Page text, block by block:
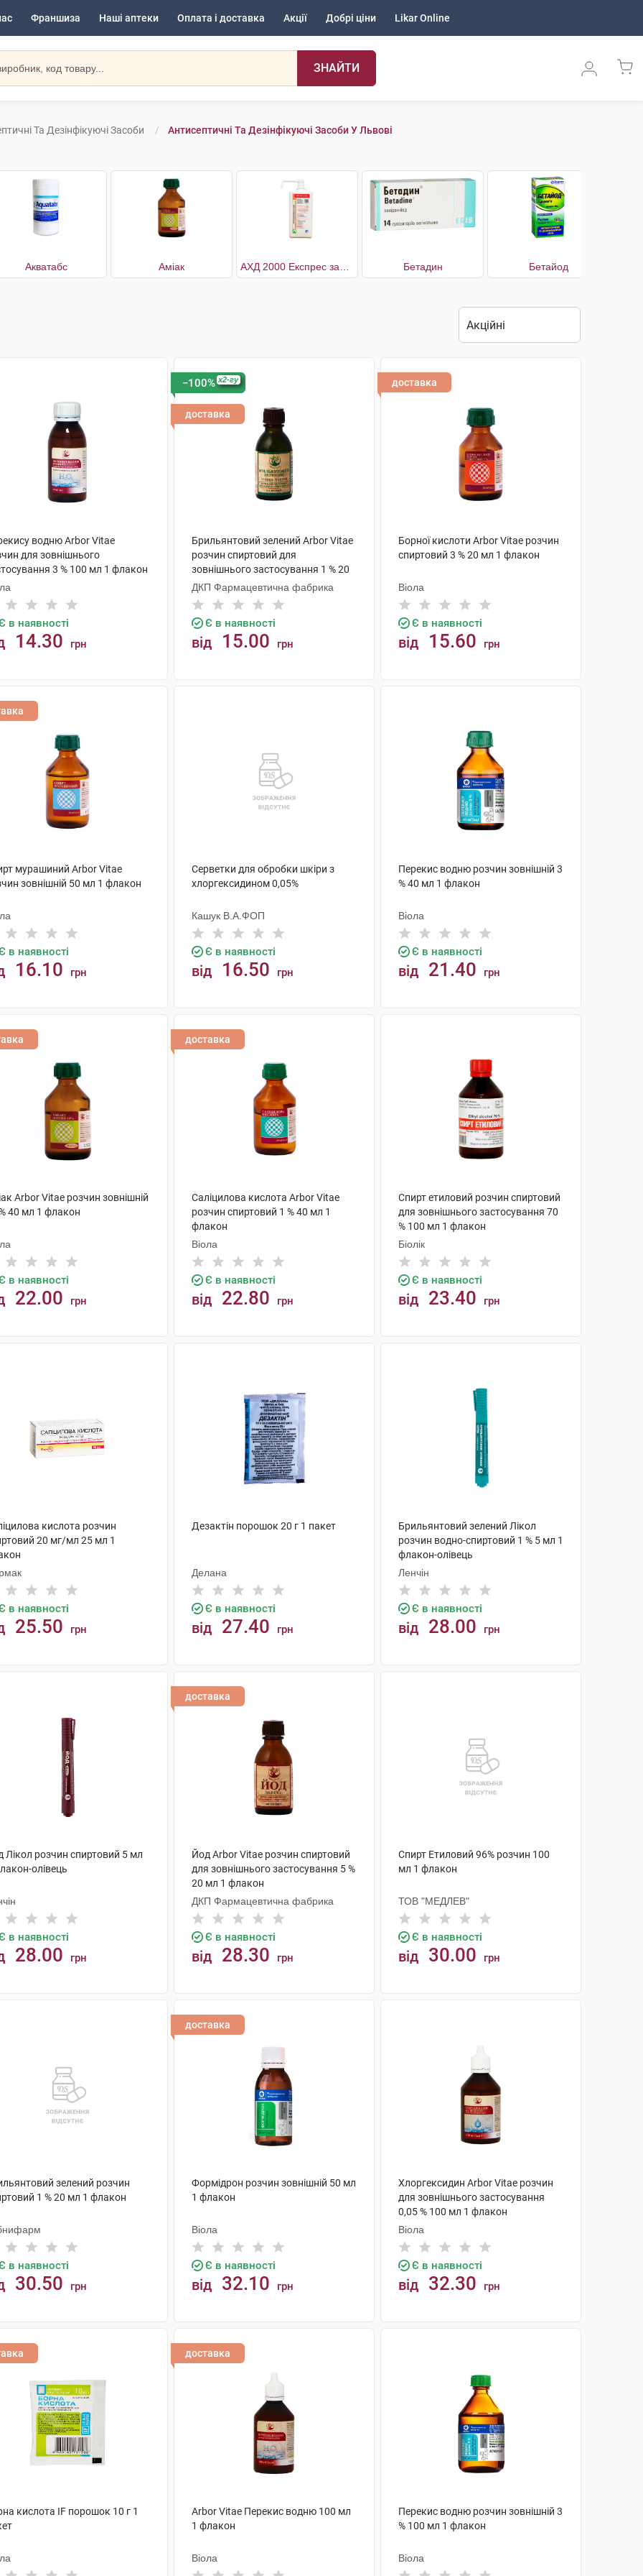
Франшиза Наші аптеки Оплата і доставка Акції Добрі ціни Likar Online
ЗНАЙТИ
Та Дезінфікуючі Засоби Антисептичні Та Дезінфікуючі Засоби У Львові
Акватабс Аміак Бетадин Бетайод
водню Arbor Vitae
для зовнішнього
3 % 100 мл 1 флакон
в наявності
14.30 грн
−100% x2-гу
доставка
Брильянтовий зелений Arbor Vitae
розчин спиртовий для
зовнішнього застосування 1 % 20
мл 1 флакон
ДКП Фармацевтична фабрика
Є в наявності
від 15.00 грн
доставка
Борної кислоти Arbor Vitae розчин
спиртовий 3 % 20 мл 1 флакон
Віола
Є в наявності
від 15.60 грн
мурашиний Arbor Vitae
зовнішній 50 мл 1 флакон
в наявності
16.10 грн
Серветки для обробки шкіри з
хлоргексидином 0,05%
Кашук В.А.ФОП
Є в наявності
від 16.50 грн
Перекис водню розчин зовнішній 3
% 40 мл 1 флакон
Віола
Є в наявності
від 21.40 грн
Arbor Vitae розчин зовнішній
40 мл 1 флакон
в наявності
22.00 грн
доставка
Саліцилова кислота Arbor Vitae
розчин спиртовий 1 % 40 мл 1
флакон
Віола
Є в наявності
від 22.80 грн
Спирт етиловий розчин спиртовий
для зовнішнього застосування 70
% 100 мл 1 флакон
Біолік
Є в наявності
від 23.40 грн
кислота розчин
20 мг/мл 25 мл 1
в наявності
25.50 грн
Дезактін порошок 20 г 1 пакет
Делана
Є в наявності
від 27.40 грн
Брильянтовий зелений Лікол
розчин водно-спиртовий 1 % 5 мл 1
флакон-олівець
Ленчін
Є в наявності
від 28.00 грн
Лікол розчин спиртовий 5 мл
олівець
в наявності
28.00 грн
доставка
Йод Arbor Vitae розчин спиртовий
для зовнішнього застосування 5 %
20 мл 1 флакон
ДКП Фармацевтична фабрика
Є в наявності
від 28.30 грн
Спирт Етиловий 96% розчин 100
мл 1 флакон
ТОВ "МЕДЛЕВ"
Є в наявності
від 30.00 грн
зелений розчин
1 % 20 мл 1 флакон
в наявності
30.50 грн
доставка
Формідрон розчин зовнішній 50 мл
1 флакон
Віола
Є в наявності
від 32.10 грн
Хлоргексидин Arbor Vitae розчин
для зовнішнього застосування
0,05 % 100 мл 1 флакон
Віола
Є в наявності
від 32.30 грн
кислота IF порошок 10 г 1
доставка
Arbor Vitae Перекис водню 100 мл
1 флакон
Віола
Перекис водню розчин зовнішній 3
% 100 мл 1 флакон
Віола